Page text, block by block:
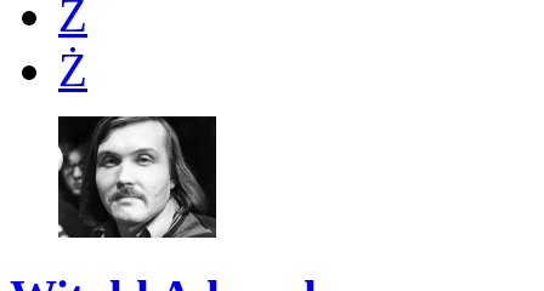
Z
Ż